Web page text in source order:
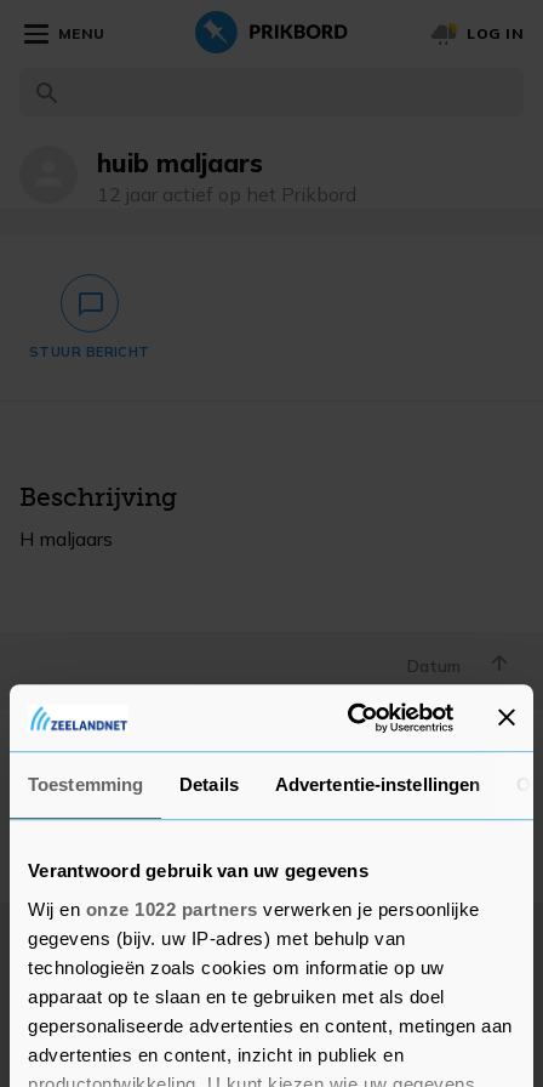
Toestemming Details Advertentie-instellingen
Verantwoord gebruik van uw gegevens
Wij en onze 1022 partners verwerken je persoonlijke
gegevens (bijv. uw IP-adres) met behulp van
technologieën zoals cookies om informatie op uw
apparaat op te slaan en te gebruiken met als doel
gepersonaliseerde advertenties en content, metingen aan
advertenties en content, inzicht in publiek en
MENU LOG IN
huib maljaars
12 jaar actief op het Prikbord
chat_bubble_outlined
STUUR BERICHT
Beschrijving
H maljaars
Datum
Geen advertenties gevonden